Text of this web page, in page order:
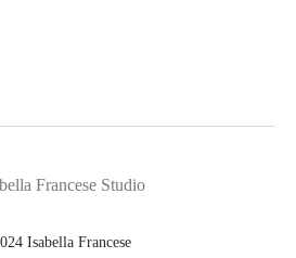
Isabella Francese